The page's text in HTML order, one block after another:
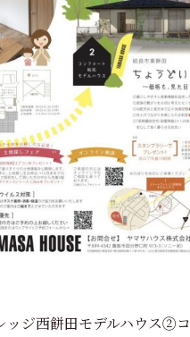
ジ西餅田モデルハウス②コ